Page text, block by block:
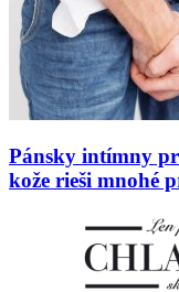
Pánsky intímny
kože rieši mnohé